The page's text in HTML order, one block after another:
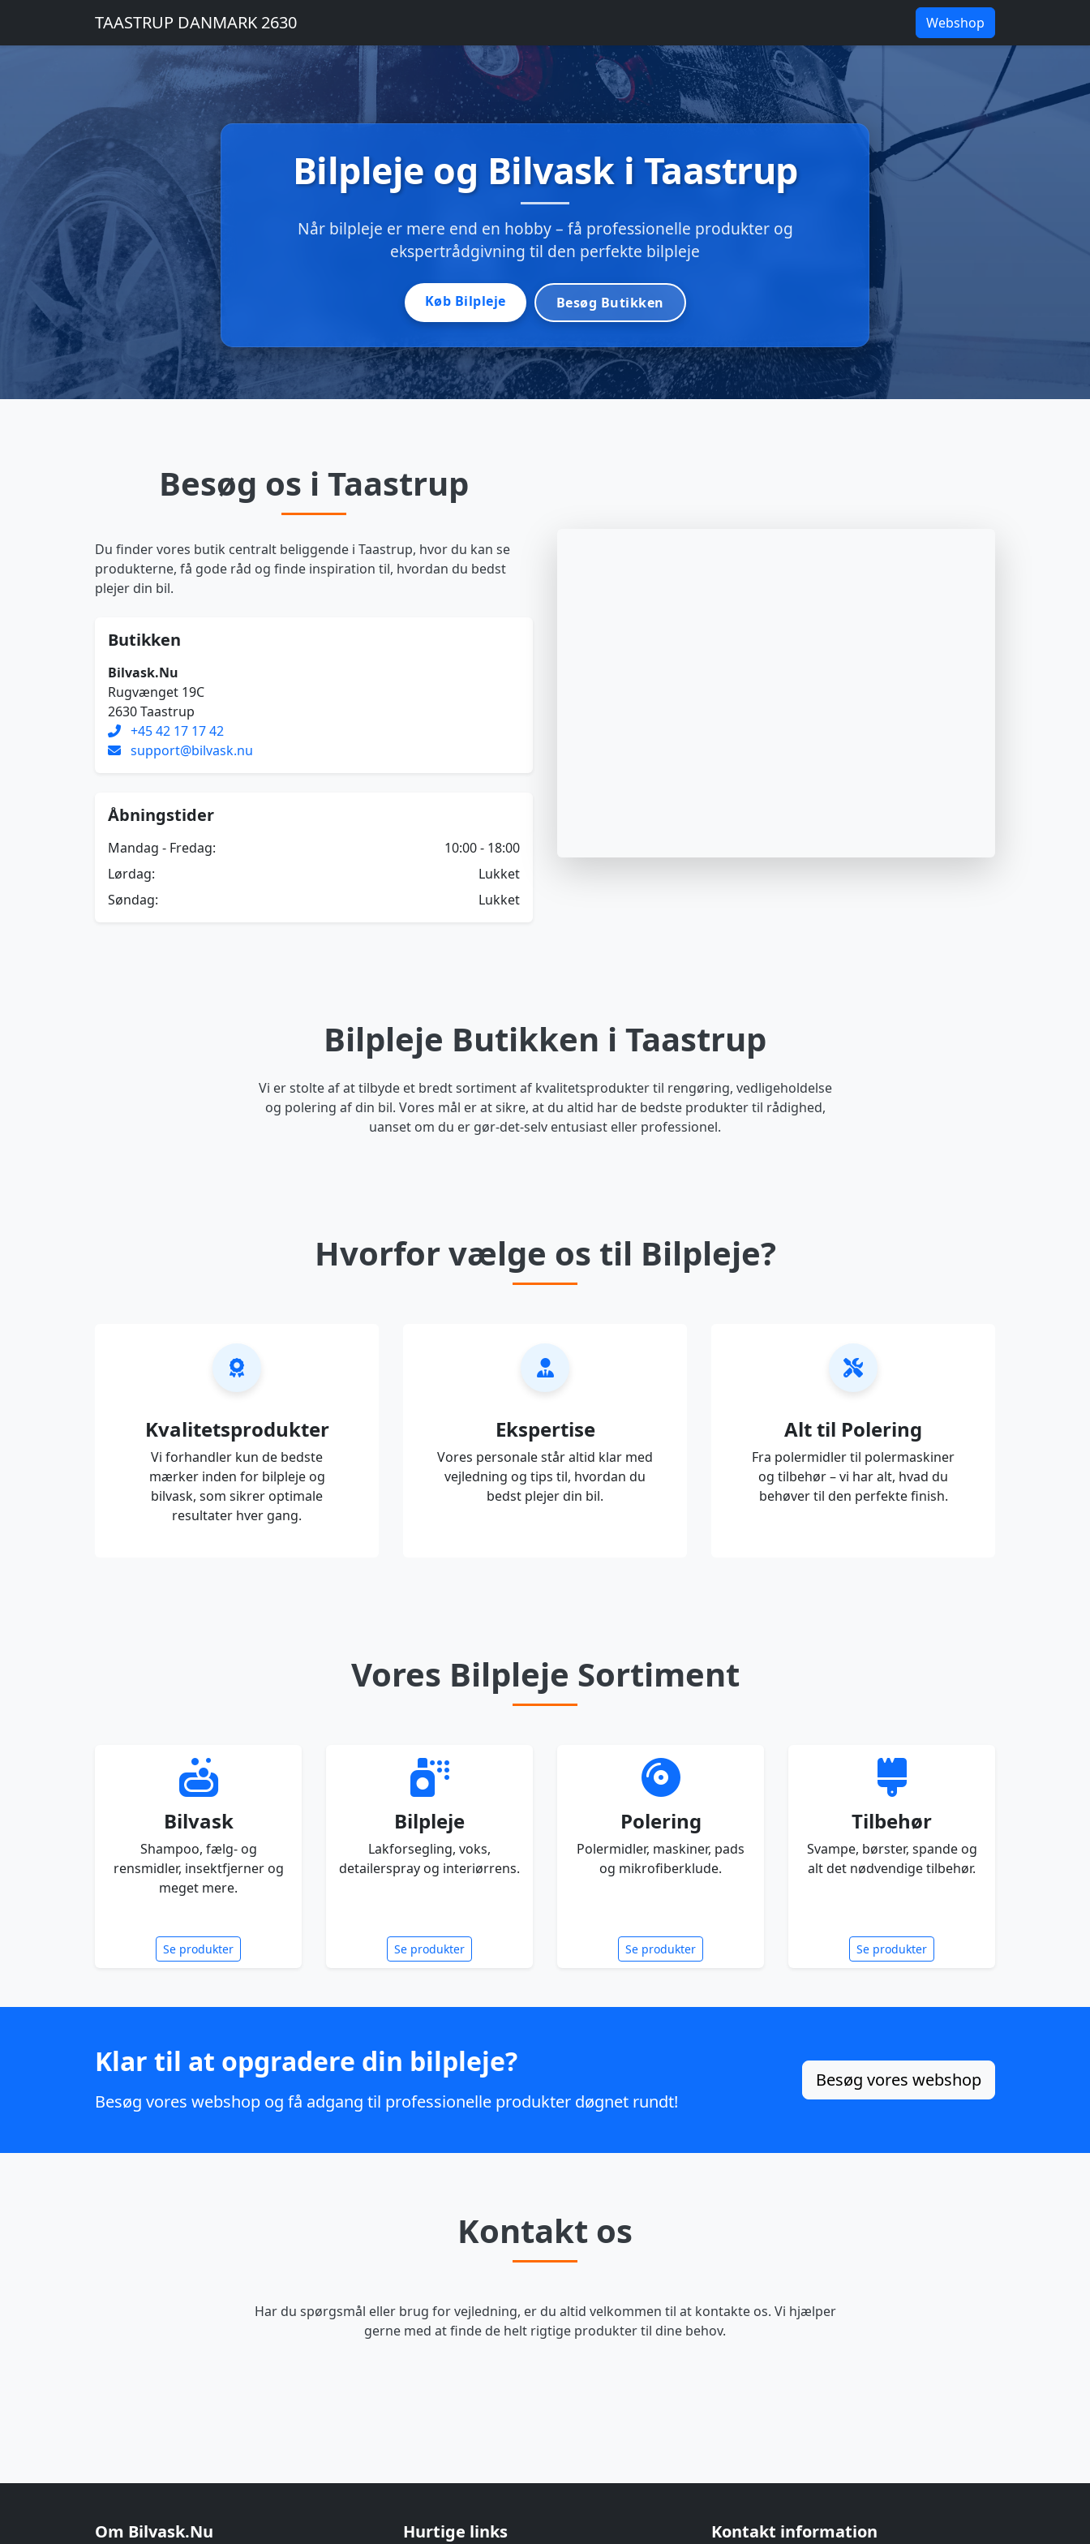
TAASTRUP DANMARK 2630 Webshop
Bilpleje og Bilvask i Taastrup
Når bilpleje er mere end en hobby – få professionelle produkter og
ekspertrådgivning til den perfekte bilpleje
Køb Bilpleje Besøg Butikken
Besøg os i Taastrup
Du finder vores butik centralt beliggende i Taastrup, hvor du kan se
produkterne, få gode råd og finde inspiration til, hvordan du bedst
plejer din bil.
Butikken
Bilvask.Nu
Rugvænget 19C
2630 Taastrup
+45 42 17 17 42
support@bilvask.nu
Åbningstider
Mandag - Fredag:
10:00 - 18:00
Lørdag:
Lukket
Søndag:
Lukket
Bilpleje Butikken i Taastrup
Vi er stolte af at tilbyde et bredt sortiment af kvalitetsprodukter til rengøring, vedligeholdelse
og polering af din bil. Vores mål er at sikre, at du altid har de bedste produkter til rådighed,
uanset om du er gør-det-selv entusiast eller professionel.
Hvorfor vælge os til Bilpleje?
Kvalitetsprodukter
Vi forhandler kun de bedste
mærker inden for bilpleje og
bilvask, som sikrer optimale
resultater hver gang.
Ekspertise
Vores personale står altid klar med
vejledning og tips til, hvordan du
bedst plejer din bil.
Alt til Polering
Fra polermidler til polermaskiner
og tilbehør – vi har alt, hvad du
behøver til den perfekte finish.
Vores Bilpleje Sortiment
Bilvask
Shampoo, fælg- og
rensmidler, insektfjerner og
meget mere.
Se produkter
Bilpleje
Lakforsegling, voks,
detailerspray og interiørrens.
Se produkter
Polering
Polermidler, maskiner, pads
og mikrofiberklude.
Se produkter
Tilbehør
Svampe, børster, spande og
alt det nødvendige tilbehør.
Se produkter
Klar til at opgradere din bilpleje?
Besøg vores webshop og få adgang til professionelle produkter døgnet rundt!
Besøg vores webshop
Kontakt os
Har du spørgsmål eller brug for vejledning, er du altid velkommen til at kontakte os. Vi hjælper
gerne med at finde de helt rigtige produkter til dine behov.
Om Bilvask.Nu Hurtige links Kontakt information